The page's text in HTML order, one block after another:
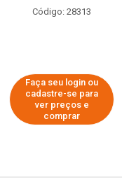
Código: 28313
Faça seu login ou
cadastre-se para
ver preços e
comprar